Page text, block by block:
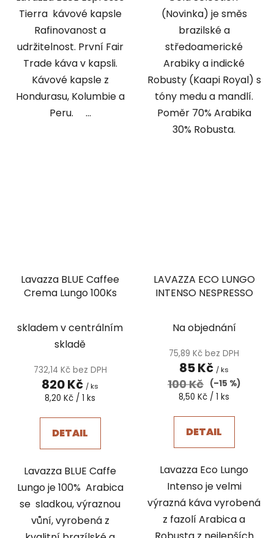
Tierra kávové kapsle
Rafinovanost a
udržitelnost. První Fair
Trade káva v kapsli.
Kávové kapsle z
Hondurasu, Kolumbie a
Peru. ...
(Novinka) je směs
brazilské a
středoamerické
Arabiky a indické
Robusty (Kaapi Royal) s
tóny medu a mandlí.
Poměr 70% Arabika
30% Robusta.
Lavazza BLUE Caffee
Crema Lungo 100Ks
skladem v centrálním
skladě
732,14 Kč bez DPH
820 Kč / ks
Měrná
8,20 Kč / 1 ks
DETAIL
Lavazza BLUE Caffe
Lungo je 100% Arabica
se sladkou, výraznou
vůní, vyrobená z
LAVAZZA ECO LUNGO
INTENSO NESPRESSO
Na objednání
75,89 Kč bez DPH
85 Kč / ks
100 Kč (–15 %)
Měrná
8,50 Kč / 1 ks
DETAIL
Lavazza Eco Lungo
Intenso je velmi
výrazná káva vyrobená
z fazolí Arabica a